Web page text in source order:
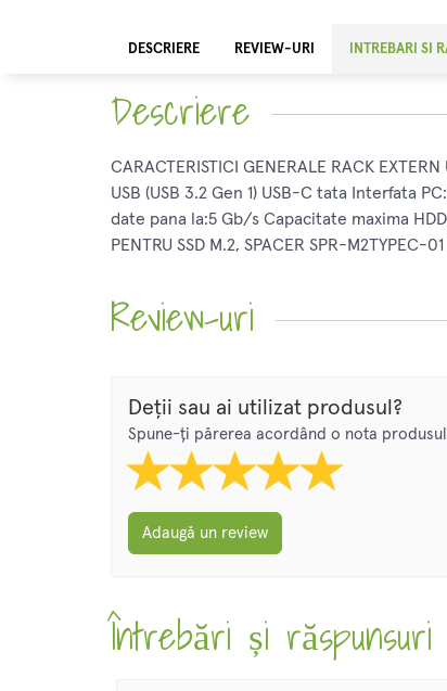
DESCRIERE REVIEW-URI INTREBARI SI
Descriere
CARACTERISTICI GENERALE RACK
USB (USB 3.2 Gen 1) USB-C tata Interfata
date pana la:5 Gb/s Capacitate maxima
PENTRU SSD M.2, SPACER SPR-
Review-uri
Deții sau ai utilizat produsul?
Spune-ți părerea acordând o nota
Adaugă un review
Întrebări și răspunsuri